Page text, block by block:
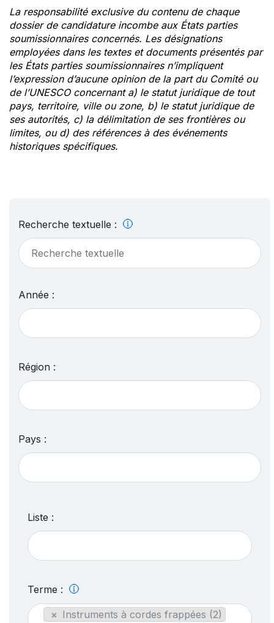
La responsabilité exclusive du contenu de chaque
dossier de candidature incombe aux États parties
soumissionnaires concernés. Les désignations
employées dans les textes et documents présentés par
les États parties soumissionnaires n’impliquent
l’expression d’aucune opinion de la part du Comité ou
de l’UNESCO concernant a) le statut juridique de tout
pays, territoire, ville ou zone, b) le statut juridique de
ses autorités, c) la délimitation de ses frontières ou
limites, ou d) des références à des événements
historiques spécifiques.
Recherche textuelle :
Année :
Région :
Pays :
Liste :
Terme :
× Instruments à cordes frappées (2)